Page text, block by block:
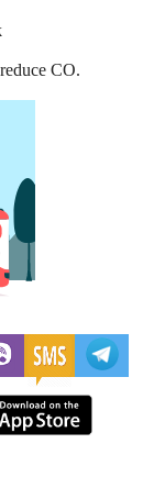
CO.